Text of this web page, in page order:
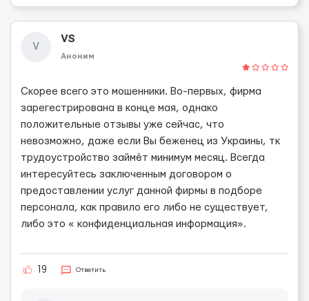
V
VS
Аноним
Скорее всего это мошенники. Во-первых, фирма
зарегестрирована в конце мая, однако
положительные отзывы уже сейчас, что
невозможно, даже если Вы беженец из Украины, тк
трудоустройство займёт минимум месяц. Всегда
интересуйтесь заключенным договором о
предоставлении услуг данной фирмы в подборе
персонала, как правило его либо не существует,
либо это « конфиденциальная информация».
19 Ответить